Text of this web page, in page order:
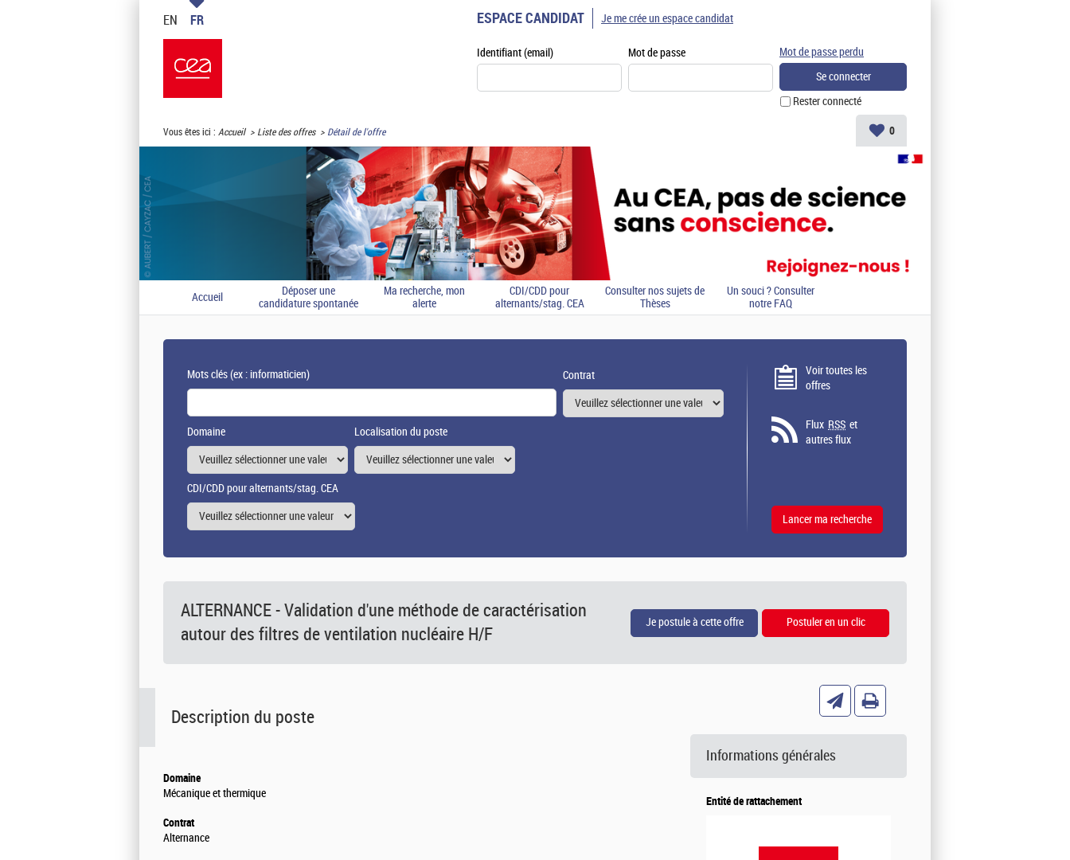
EN FR ESPACE CANDIDAT
Identifiant (email) Mot de passe
Rester connecté
Mot de passe perdu
Je me crée un espace candidat
Vous êtes ici : Accueil Liste des offres Détail de l'offre 0
Accueil
Déposer une
candidature spontanée
Ma recherche, mon
alerte
CDI/CDD pour
alternants/stag. CEA
Consulter nos sujets de
Thèses
Un souci ? Consulter
notre FAQ
Mots clés(ex : informaticien) Contrat
Domaine Localisation du poste
CDI/CDD pour alternants/stag. CEA
Voir toutes les
offres
Flux RSS et
autres flux
ALTERNANCE - Validation d'une méthode de caractérisation
autour des filtres de ventilation nucléaire H/F
Description du poste
Domaine
Mécanique et thermique
Contrat
Alternance
Informations générales
Entité de rattachement